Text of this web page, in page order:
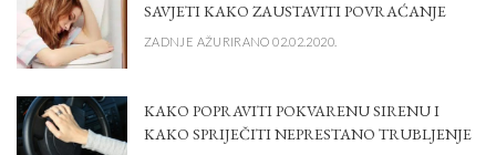
SAVJETI KAKO ZAUSTAVITI POVRAĆANJE
ZADNJE AŽURIRANO 02.02.2020.
KAKO POPRAVITI POKVARENU SIRENU I
KAKO SPRIJEČITI NEPRESTANO TRUBLJENJE